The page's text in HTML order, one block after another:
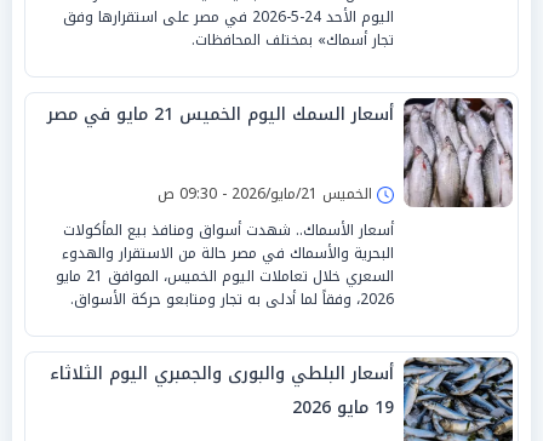
اليوم الأحد 24-5-2026 في مصر على استقرارها وفق
تجار أسماك» بمختلف المحافظات.
أسعار السمك اليوم الخميس 21 مايو في مصر
الخميس 21/مايو/2026 - 09:30 ص
أسعار الأسماك.. شهدت أسواق ومنافذ بيع المأكولات
البحرية والأسماك في مصر حالة من الاستقرار والهدوء
السعري خلال تعاملات اليوم الخميس، الموافق 21 مايو
2026، وفقاً لما أدلى به تجار ومتابعو حركة الأسواق.
أسعار البلطي والبورى والجمبري اليوم الثلاثاء
19 مايو 2026